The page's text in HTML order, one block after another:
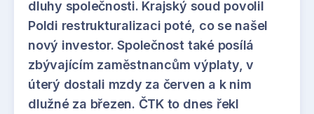
dluhy společnosti. Krajský soud povolil
Poldi restrukturalizaci poté, co se našel
nový investor. Společnost také posílá
zbývajícím zaměstnancům výplaty, v
úterý dostali mzdy za červen a k nim
dlužné za březen. ČTK to dnes řekl